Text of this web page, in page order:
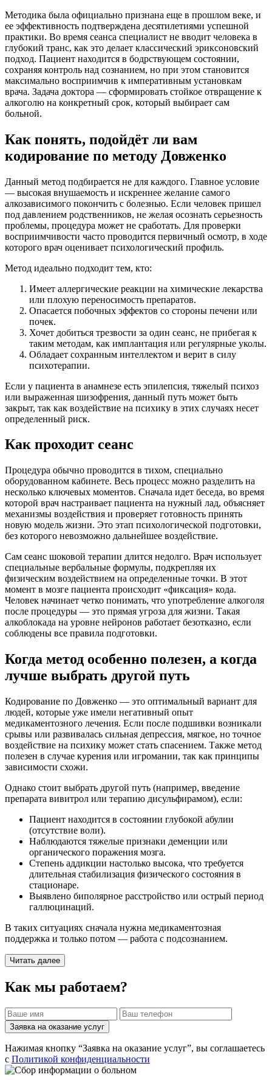
Методика была официально признана еще в прошлом веке, и
ее эффективность подтверждена десятилетиями успешной
практики. Во время сеанса специалист не вводит человека в
глубокий транс, как это делает классический эриксоновский
подход. Пациент находится в бодрствующем состоянии,
сохраняя контроль над сознанием, но при этом становится
максимально восприимчив к императивным установкам
врача. Задача доктора — сформировать стойкое отвращение к
алкоголю на конкретный срок, который выбирает сам
больной.
Как понять, подойдёт ли вам
кодирование по методу Довженко
Данный метод подбирается не для каждого. Главное условие
— высокая внушаемость и искреннее желание самого
алкозависимого покончить с болезнью. Если человек пришел
под давлением родственников, не желая осознать серьезность
проблемы, процедура может не сработать. Для проверки
восприимчивости часто проводится первичный осмотр, в ходе
которого врач оценивает психологический профиль.
Метод идеально подходит тем, кто:
Имеет аллергические реакции на химические лекарства
или плохую переносимость препаратов.
Опасается побочных эффектов со стороны печени или
почек.
Хочет добиться трезвости за один сеанс, не прибегая к
таким методам, как имплантация или регулярные уколы.
Обладает сохранным интеллектом и верит в силу
психотерапии.
Если у пациента в анамнезе есть эпилепсия, тяжелый психоз
или выраженная шизофрения, данный путь может быть
закрыт, так как воздействие на психику в этих случаях несет
определенный риск.
Как проходит сеанс
Процедура обычно проводится в тихом, специально
оборудованном кабинете. Весь процесс можно разделить на
несколько ключевых моментов. Сначала идет беседа, во время
которой врач настраивает пациента на нужный лад, объясняет
механизмы воздействия и проверяет готовность принять
новую модель жизни. Это этап психологической подготовки,
без которого невозможно дальнейшее воздействие.
Сам сеанс шоковой терапии длится недолго. Врач использует
специальные вербальные формулы, подкрепляя их
физическим воздействием на определенные точки. В этот
момент в мозге пациента происходит «фиксация» кода.
Человек начинает четко понимать, что употребление алкоголя
после процедуры — это прямая угроза для жизни. Такая
алкоблокада на уровне нейронов работает безотказно, если
соблюдены все правила подготовки.
Когда метод особенно полезен, а когда
лучше выбрать другой путь
Кодирование по Довженко — это оптимальный вариант для
людей, которые уже имели негативный опыт
медикаментозного лечения. Если после подшивки возникали
срывы или развивалась сильная депрессия, мягкое, но точное
воздействие на психику может стать спасением. Также метод
полезен в случае курения или игромании, так как принципы
зависимости схожи.
Однако стоит выбрать другой путь (например, введение
препарата вивитрол или терапию дисульфирамом), если:
Пациент находится в состоянии глубокой абулии
(отсутствие воли).
Наблюдаются тяжелые признаки деменции или
органического поражения мозга.
Степень аддикции настолько высока, что требуется
длительная стабилизация физического состояния в
стационаре.
Выявлено биполярное расстройство или острый период
галлюцинаций.
В таких ситуациях сначала нужна медикаментозная
поддержка и только потом — работа с подсознанием.
Читать далее
Как мы работаем?
Заявка на оказание услуг
Нажимая кнопку “Заявка на оказание услуг”, вы соглашаетесь
с Политикой конфиденциальности